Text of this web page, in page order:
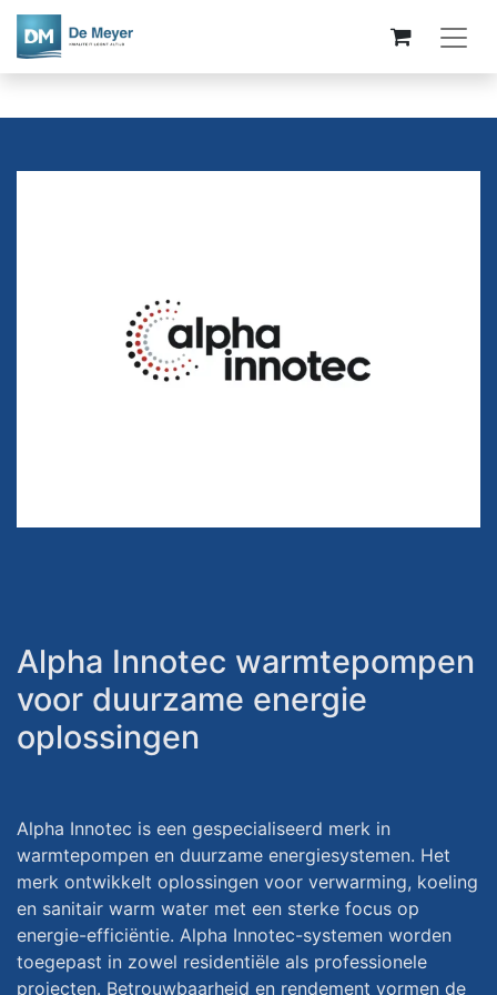
Alpha Innotec warmtepompen
voor duurzame energie
oplossingen
Alpha Innotec is een gespecialiseerd merk in
warmtepompen en duurzame energiesystemen. Het
merk ontwikkelt oplossingen voor verwarming, koeling
en sanitair warm water met een sterke focus op
energie-efficiëntie. Alpha Innotec-systemen worden
toegepast in zowel residentiële als professionele
projecten. Betrouwbaarheid en rendement vormen de